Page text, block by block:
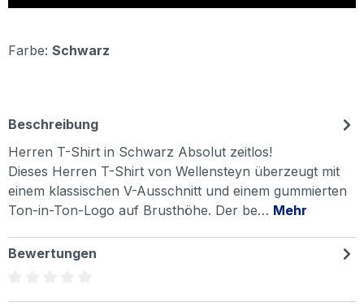
Farbe: Schwarz
Beschreibung
Herren T-Shirt in Schwarz Absolut zeitlos!
Dieses Herren T-Shirt von Wellensteyn überzeugt mit
einem klassischen V-Ausschnitt und einem gummierten
Ton-in-Ton-Logo auf Brusthöhe. Der be… Mehr
Bewertungen